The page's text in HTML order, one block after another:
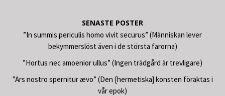
SENASTE POSTER
”In summis periculis homo vivit securus” (Människan lever
bekymmerslöst även i de största farorna)
”Hortus nec amoenior ullus” (Ingen trädgård är trevligare)
”Ars nostro spernitur ævo” (Den [hermetiska] konsten föraktas i
vår epok)